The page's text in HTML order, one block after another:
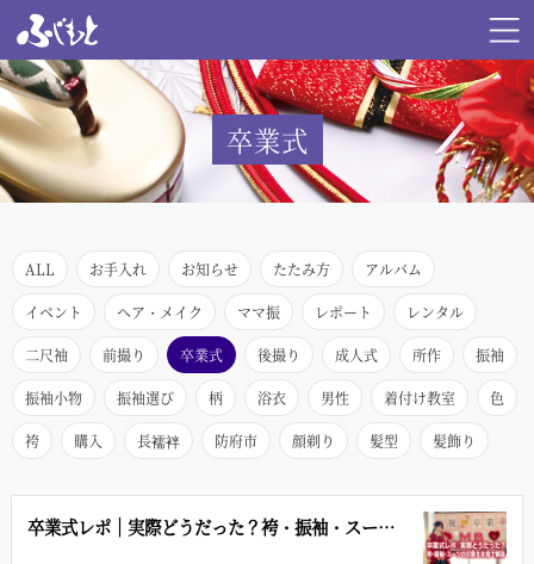
卒業式
ALL お手入れ お知らせ たたみ方 アルバム
イベント ヘア・メイク ママ振 レポート レンタル
二尺袖 前撮り 卒業式 後撮り 成人式 所作 振袖
振袖小物 振袖選び 柄 浴衣 男性 着付け教室 色
袴 購入 長襦袢 防府市 顔剃り 髪型 髪飾り
卒業式レポ｜実際どうだった？袴・振袖・スーツ